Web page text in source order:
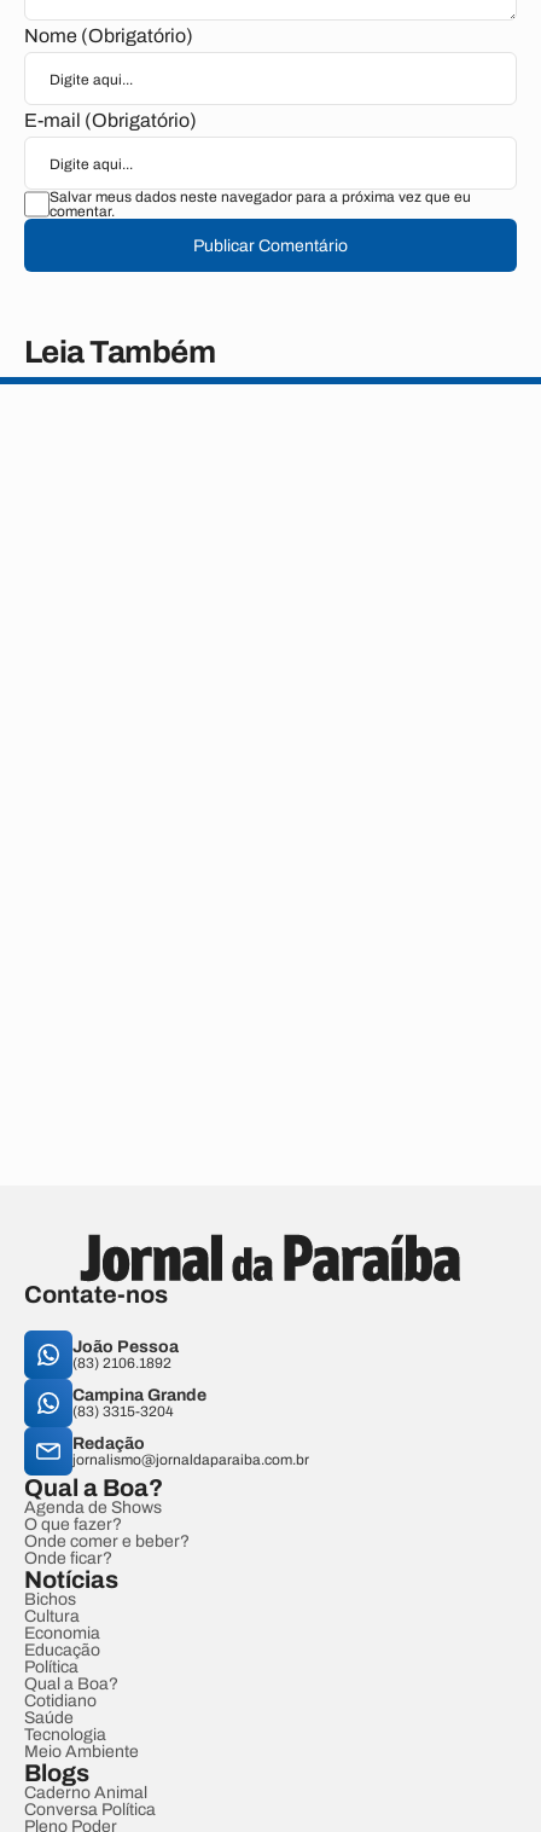
Nome (Obrigatório)
E-mail (Obrigatório)
Salvar meus dados neste navegador para a próxima vez que eu
comentar.
Publicar Comentário
Leia Também
Contate-nos
João Pessoa
(83) 2106.1892
Campina Grande
(83) 3315-3204
Redação
jornalismo@jornaldaparaiba.com.br
Qual a Boa?
Agenda de Shows
O que fazer?
Onde comer e beber?
Onde ficar?
Notícias
Bichos
Cultura
Economia
Educação
Política
Qual a Boa?
Cotidiano
Saúde
Tecnologia
Meio Ambiente
Blogs
Caderno Animal
Conversa Política
Pleno Poder